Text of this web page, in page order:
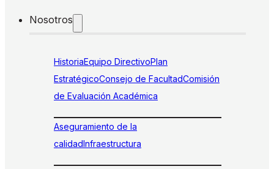
Nosotros
HistoriaEquipo DirectivoPlan
EstratégicoConsejo de FacultadComisión
de Evaluación Académica
Aseguramiento de la
calidadInfraestructura